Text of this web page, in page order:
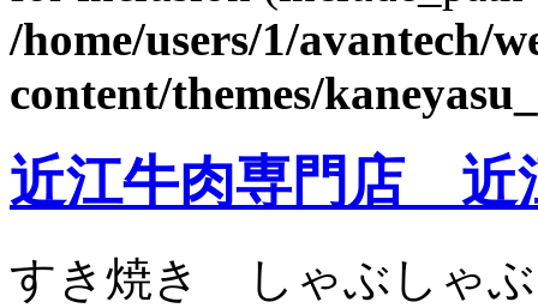
/home/users/1/avantech/
content/themes/
近江牛肉専門店 近
すき焼き しゃぶしゃ